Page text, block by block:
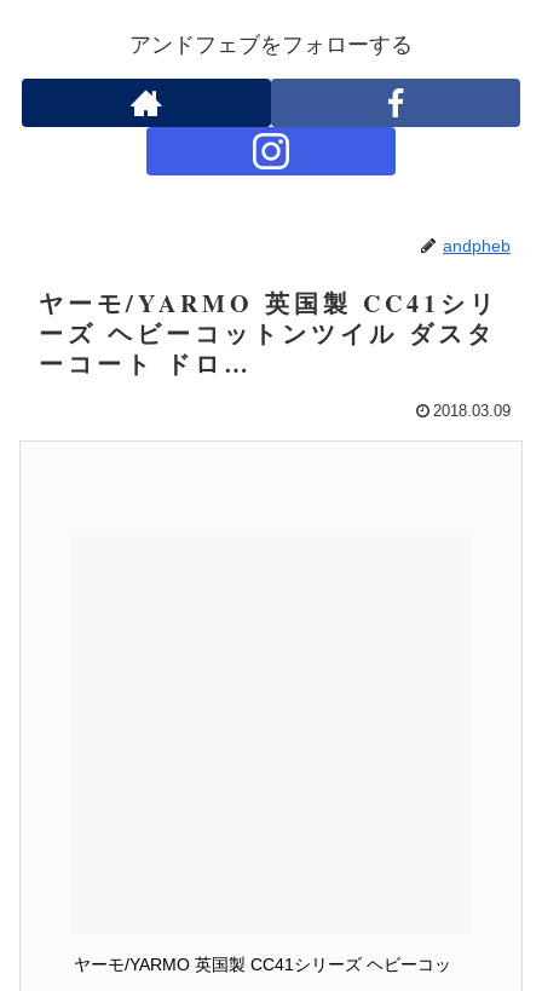
アンドフェブをフォローする
andpheb
ヤーモ/YARMO 英国製 CC41シリ
ーズ ヘビーコットンツイル ダスタ
ーコート ドロ…
2018.03.09
ヤーモ/YARMO 英国製 CC41シリーズ ヘビーコッ